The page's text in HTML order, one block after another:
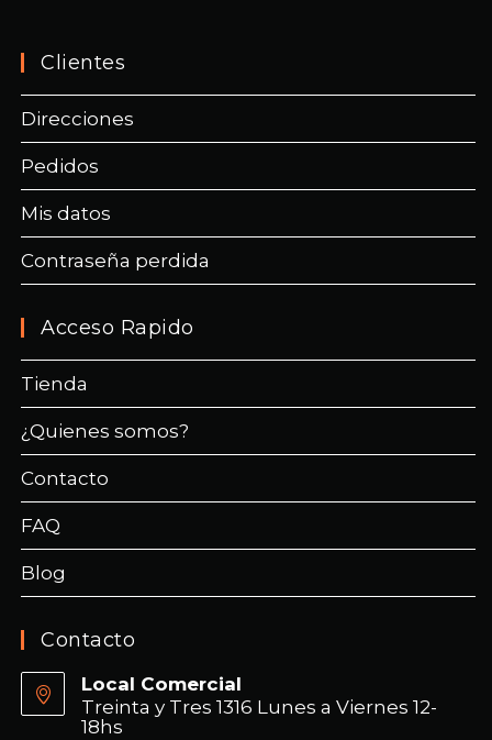
Clientes
Direcciones
Pedidos
Mis datos
Contraseña perdida
Acceso Rapido
Tienda
¿Quienes somos?
Contacto
FAQ
Blog
Contacto
Local Comercial
Treinta y Tres 1316 Lunes a Viernes 12-
18hs